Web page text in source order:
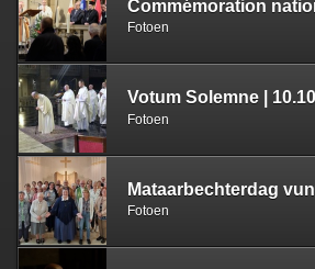
Commémoration
Fotoen
Votum Solemne |
Fotoen
Fotoen